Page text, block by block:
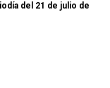
del 21 de julio de